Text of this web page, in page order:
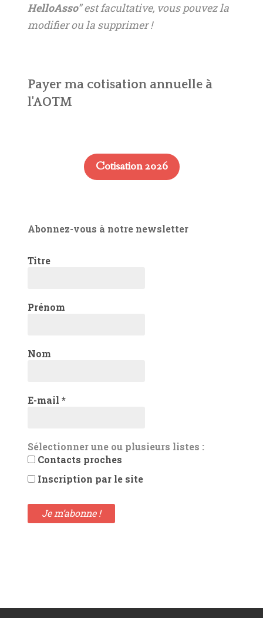
HelloAsso"est facultative, vous pouvez la
modifier ou la supprimer !
Payer ma cotisation annuelle à
l'AOTM
Cotisation 2026
Abonnez-vous à notre newsletter
Titre
Prénom
Nom
E-mail *
Sélectionner une ou plusieurs listes :
Contacts proches
Inscription par le site